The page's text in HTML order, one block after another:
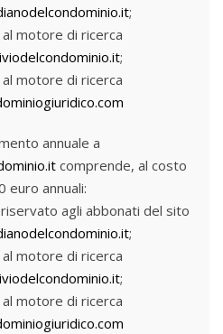
;
al motore di ricerca
;
al motore di ricerca
annuale a
comprende, al costo
euro annuali:
agli abbonati del sito
;
al motore di ricerca
;
al motore di ricerca